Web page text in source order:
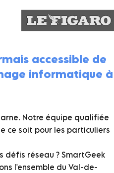
accessible de
informatique à
Notre équipe qualifiée
ce soit pour les particuliers
défis réseau ? SmartGeek
l'ensemble du Val-de-